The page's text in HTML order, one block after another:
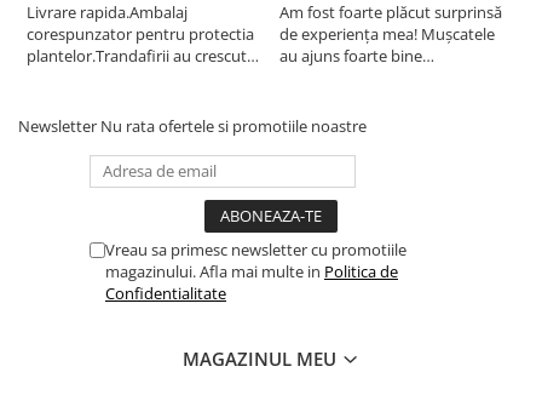
Livrare rapida.Ambalaj
corespunzator pentru protectia
plantelor.Trandafirii au crescut
Am fost foarte plăcut surprinsă
de experiența mea! Mușcatele
au ajuns foarte bine
transportului. Se vede că au fost
Newsletter Nu rata ofertele si promotiile noastre
Vreau sa primesc newsletter cu promotiile
magazinului. Afla mai multe in Politica de
Confidentialitate
MAGAZINUL MEU